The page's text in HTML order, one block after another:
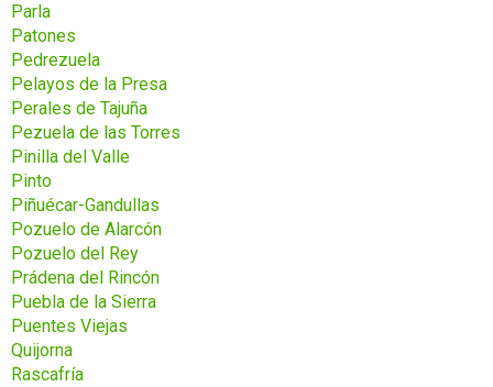
Parla
Patones
Pedrezuela
Pelayos de la Presa
Perales de Tajuña
Pezuela de las Torres
Pinilla del Valle
Pinto
Piñuécar-Gandullas
Pozuelo de Alarcón
Pozuelo del Rey
Prádena del Rincón
Puebla de la Sierra
Puentes Viejas
Quijorna
Rascafría